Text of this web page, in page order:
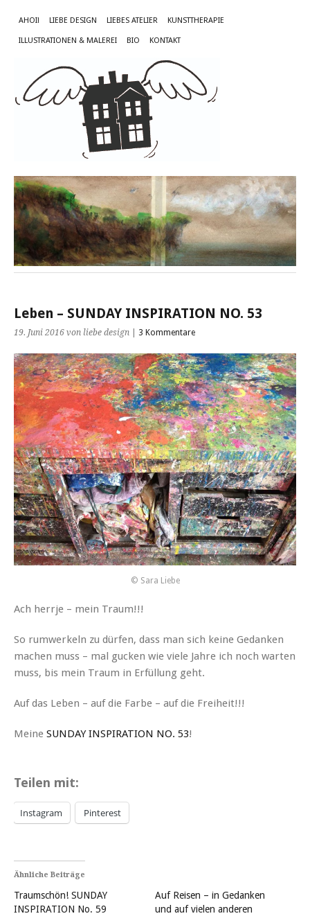
AHOI! LIEBE DESIGN LIEBES ATELIER KUNSTTHERAPIE
ILLUSTRATIONEN & MALEREI BIO KONTAKT
Leben – SUNDAY INSPIRATION NO. 53
19. Juni 2016 von liebe design 3 Kommentare
© Sara Liebe
Ach herrje – mein Traum!!!
So rumwerkeln zu dürfen, dass man sich keine Gedanken
machen muss – mal gucken wie viele Jahre ich noch warten
muss, bis mein Traum in Erfüllung geht.
Auf das Leben – auf die Farbe – auf die Freiheit!!!
Meine SUNDAY INSPIRATION NO. 53!
Teilen mit:
Instagram Pinterest
Ähnliche Beiträge
Traumschön! SUNDAY
INSPIRATION No. 59
Auf Reisen – in Gedanken
und auf vielen anderen